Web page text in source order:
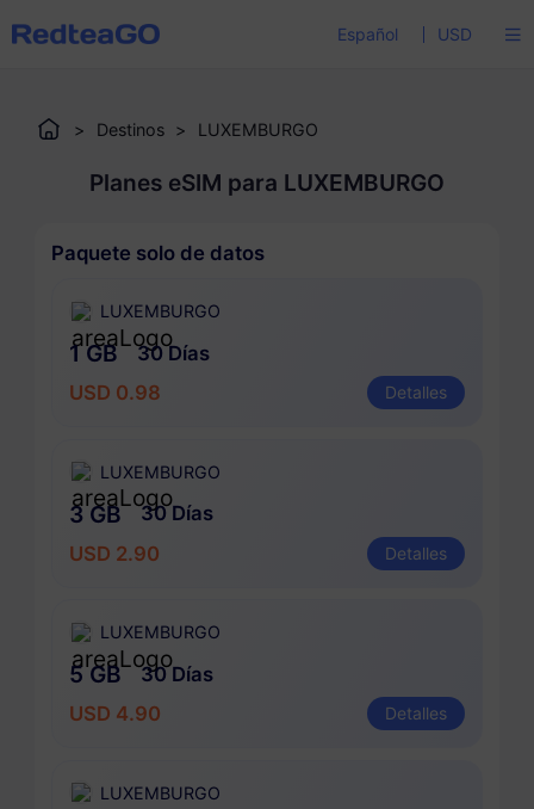
Español USD
> Destinos > LUXEMBURGO
Planes eSIM para LUXEMBURGO
Paquete solo de datos
LUXEMBURGO
1 GB
30 Días
USD 0.98
Detalles
LUXEMBURGO
3 GB
30 Días
USD 2.90
Detalles
LUXEMBURGO
5 GB
30 Días
USD 4.90
Detalles
LUXEMBURGO